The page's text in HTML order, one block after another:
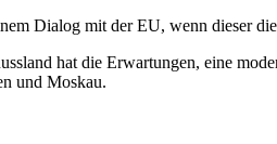
Dialog mit der EU, wenn dieser
hat die Erwartungen, eine
und Moskau.